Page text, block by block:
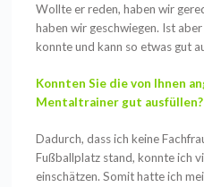
Wollte er reden, haben wir
haben wir geschwiegen. Ist
konnte und kann so etwas gut
Konnten Sie die von Ihnen
Mentaltrainer gut ausfüllen?
Dadurch, dass ich keine
Fußballplatz stand, konnte ich
einschätzen. Somit hatte ich